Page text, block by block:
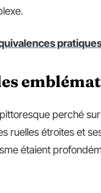
perché
ruelles étroites et
étaient